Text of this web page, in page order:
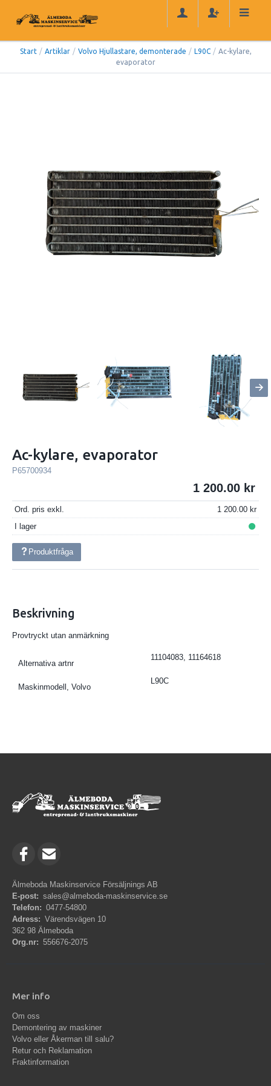
Start / Artiklar / Volvo Hjullastare, demonterade / L90C / Ac-kylare,
evaporator
Ac-kylare, evaporator
P65700934
1 200.00
Ord. pris exkl.
1 200.00
I lager
Produktfråga
Beskrivning
Provtryckt utan anmärkning
Alternativa artnr
11104083, 11164618
Maskinmodell, Volvo
L90C
Älmeboda Maskinservice Försäljnings AB
E-post: sales@almeboda-maskinservice.se
Telefon: 0477-54800
Adress: Värendsvägen 10
362 98 Älmeboda
Org.nr: 556676-2075
Mer info
Om oss
Demontering av maskiner
Volvo eller Åkerman till salu?
Retur och Reklamation
Fraktinformation